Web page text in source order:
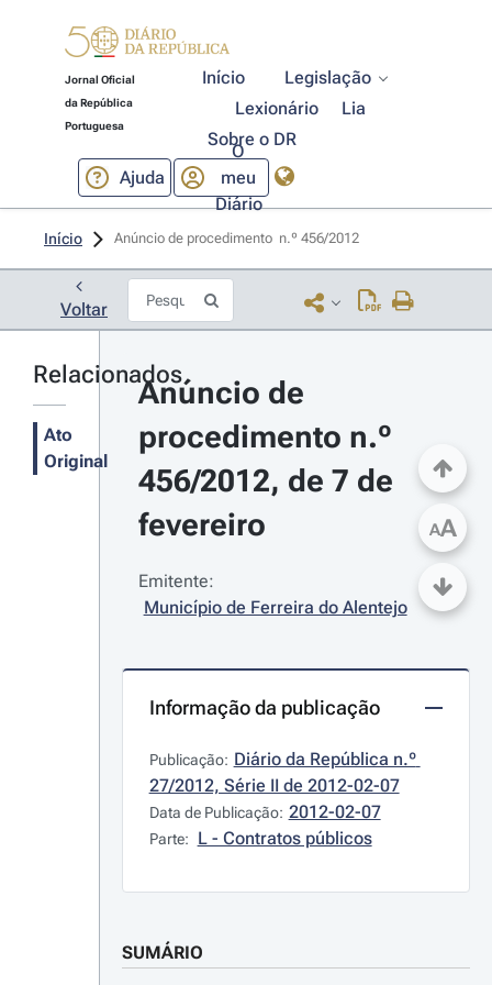
Jornal Oficial
da República
Portuguesa
Início
Legislação
Lexionário
Lia
Sobre o DR
Ajuda
O
meu
Diário
Início Anúncio de procedimento  n.º 456/2012
Voltar
Relacionados
Ato
Original
Anúncio de
procedimento n.º
456/2012, de 7 de
fevereiro
Emitente:
Município de Ferreira do Alentejo
Informação da publicação
Publicação: Diário da República n.º
27/2012, Série II de 2012-02-07
Data de Publicação: 2012-02-07
Parte: L - Contratos públicos
SUMÁRIO
AA